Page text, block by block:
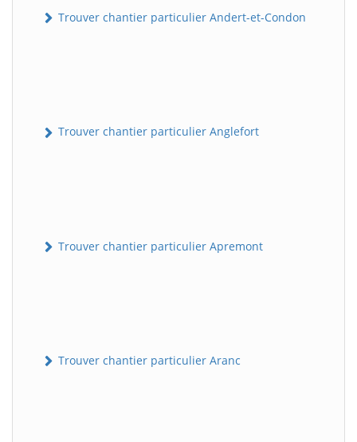
Trouver chantier particulier Andert-et-Condon
Trouver chantier particulier Anglefort
Trouver chantier particulier Apremont
Trouver chantier particulier Aranc